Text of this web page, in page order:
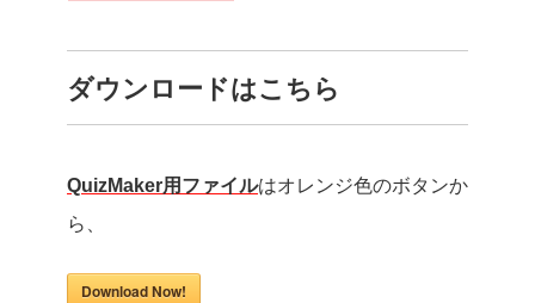
ダウンロードはこちら
QuizMaker用ファイルはオレンジ色のボタンか
ら、
Download Now!